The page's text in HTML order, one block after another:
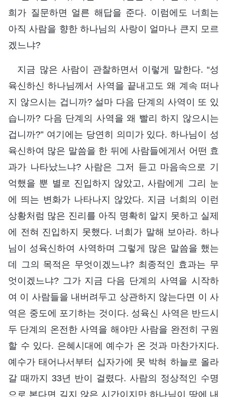
희가 질문하면 얼른 해답을 준다. 이럼에도 너희는
아직 사람을 향한 하나님의 사랑이 얼마나 큰지 모르
겠느냐?
지금 많은 사람이 관찰하면서 이렇게 말한다. “성
육신하신 하나님께서 사역을 끝내고도 왜 계속 떠나
지 않으시는 겁니까? 설마 다음 단계의 사역이 또 있
습니까? 다음 단계의 사역을 왜 빨리 하지 않으시는
겁니까?” 여기에는 당연히 의미가 있다. 하나님이 성
육신하여 많은 말씀을 한 뒤에 사람들에게서 어떤 효
과가 나타났느냐? 사람은 그저 듣고 마음속으로 기
억했을 뿐 별로 진입하지 않았고, 사람에게 그리 눈
에 띄는 변화가 나타나지 않았다. 지금 너희의 이런
상황처럼 많은 진리를 아직 명확히 알지 못하고 실제
에 전혀 진입하지 못했다. 너희가 말해 보아라. 하나
님이 성육신하여 사역하며 그렇게 많은 말씀을 했는
데 그의 목적은 무엇이겠느냐? 최종적인 효과는 무
엇이겠느냐? 그가 지금 다음 단계의 사역을 시작하
여 이 사람들을 내버려두고 상관하지 않는다면 이 사
역은 중도에 포기하는 것이다. 성육신 사역은 반드시
두 단계의 온전한 사역을 해야만 사람을 완전히 구원
할 수 있다. 은혜시대에 예수가 온 것과 마찬가지다.
예수가 태어나서부터 십자가에 못 박혀 하늘로 올라
갈 때까지 33년 반이 걸렸다. 사람의 정상적인 수명
으로 본다면 길지 않은 시간이지만 하나님이 땅에 내